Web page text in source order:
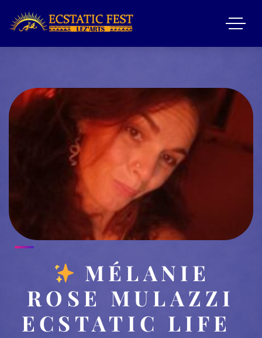
MÉLANIE
ROSE MULAZZI
ECSTATIC LIFE